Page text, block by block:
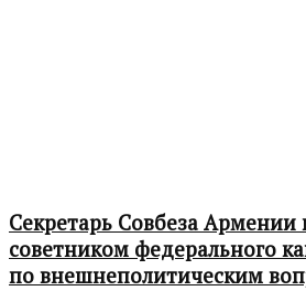
Секретарь Совбеза Армении
советником федерального
по внешнеполитическим